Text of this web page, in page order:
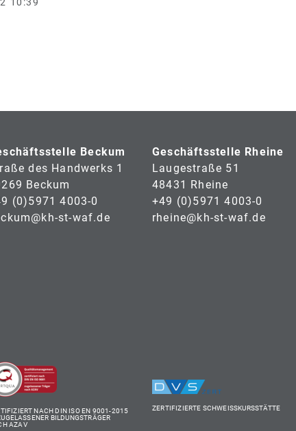
Beckum
des Handwerks 1
Beckum
(0)5971 4003-0
st-waf.de
Geschäftsstelle Rheine
Laugestraße 51
48431 Rheine
+49 (0)5971 4003-0
rheine@kh-st-waf.de
NACH DIN ISO EN 9001-2015
BILDUNGSTRÄGER
AZAV
ZERTIFIZIERTE SCHWEISSKURSSTÄTTE